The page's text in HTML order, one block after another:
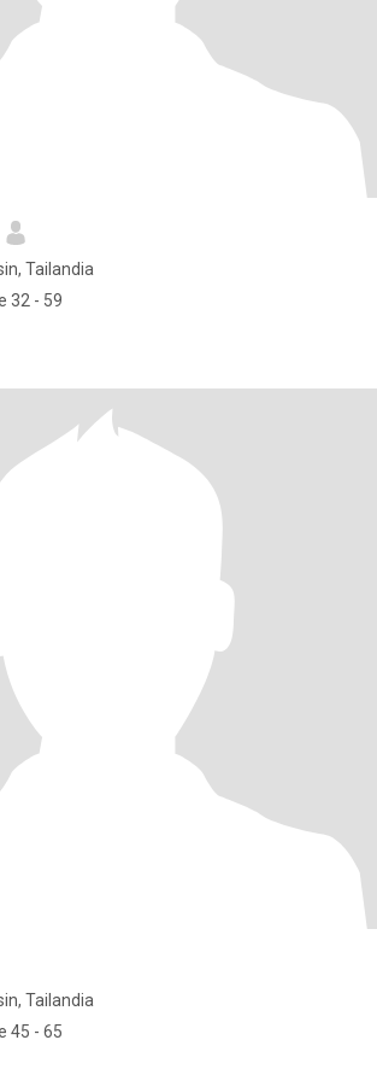
Tailandia
32 - 59
Tailandia
45 - 65